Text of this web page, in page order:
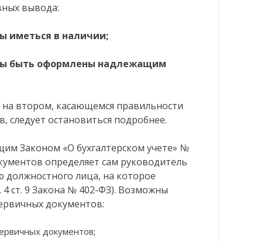
вывода:
иметься в наличии;
быть оформлены надлежащим
втором, касающемся правильности
остановиться подробнее.
Законом «О бухгалтерском учете» №
определяет сам руководитель
должностного лица, на которое
4 ст. 9 Закона № 402-ФЗ). Возможны
документов:
документов;